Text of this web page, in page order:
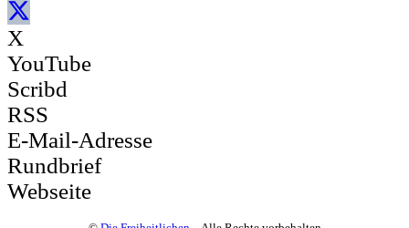
X
YouTube
Scribd
RSS
E-Mail-Adresse
Rundbrief
Webseite